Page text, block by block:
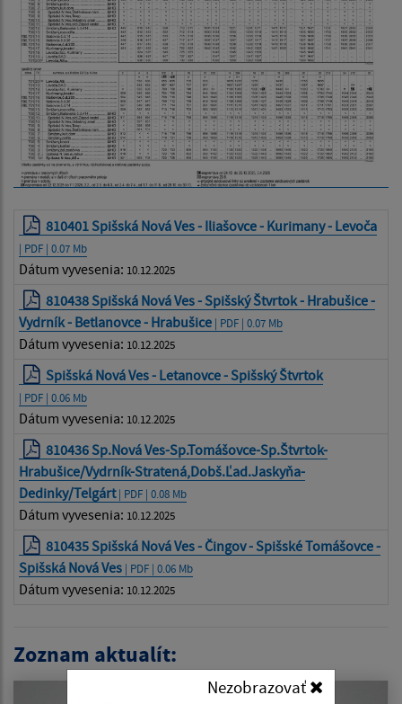
Nezobrazovať
810401 Spišská Nová Ves - Iliašovce - Kurimany - Levoča
| PDF | 0.07 Mb
Dátum vyvesenia: 10.12.2025
810438 Spišská Nová Ves - Spišský Štvrtok - Hrabušice -
Vydrník - Betlanovce - Hrabušice | PDF | 0.07 Mb
Dátum vyvesenia: 10.12.2025
Spišská Nová Ves - Letanovce - Spišský Štvrtok
| PDF | 0.06 Mb
Dátum vyvesenia: 10.12.2025
810436 Sp.Nová Ves-Sp.Tomášovce-Sp.Štvrtok-
Hrabušice/Vydrník-Stratená,Dobš.Ľad.Jaskyňa-
Dedinky/Telgárt| PDF | 0.08 Mb
Dátum vyvesenia: 10.12.2025
810435 Spišská Nová Ves - Čingov - Spišské Tomášovce -
Spišská Nová Ves | PDF | 0.06 Mb
Dátum vyvesenia: 10.12.2025
Zoznam aktualít: